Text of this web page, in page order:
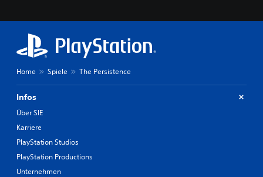
Home Spiele The Persistence
Infos
Über SIE
Karriere
PlayStation Studios
PlayStation Productions
Unternehmen